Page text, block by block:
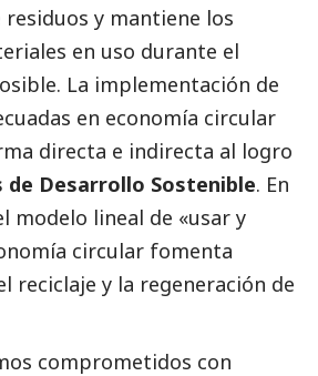
residuos y mantiene los
en uso durante el
La implementación de
en economía circular
directa e indirecta al logro
de Desarrollo Sostenible. En
modelo lineal de «usar y
circular fomenta
reciclaje y la regeneración de
comprometidos con